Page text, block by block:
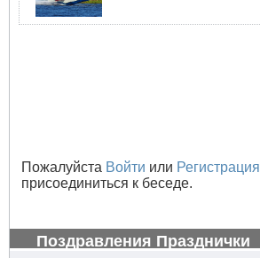
Пожалуйста Войти или Регистрация
присоединиться к беседе.
Поздравления Празднички